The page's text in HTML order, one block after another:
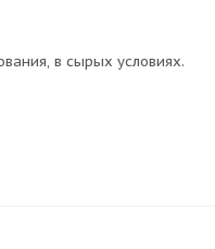
в сырых условиях.